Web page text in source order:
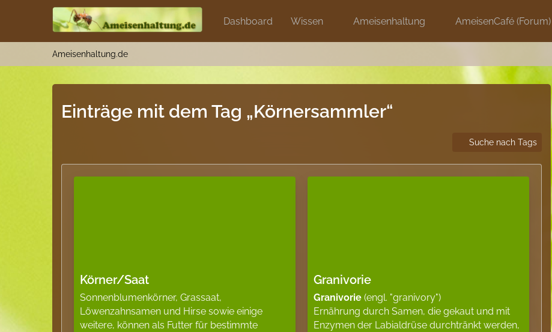
Dashboard Wissen Ameisenhaltung AmeisenCafé (Forum)
Ameisenhaltung.de
Einträge mit dem Tag „Körnersammler“
Suche nach Tags
Körner/Saat
Sonnenblumenkörner, Grassaat,
Löwenzahnsamen und Hirse sowie einige
weitere, können als Futter für bestimmte
Granivorie
Granivorie (engl. "granivory")
Ernährung durch Samen, die gekaut und mit
Enzymen der Labialdrüse durchtränkt werden,